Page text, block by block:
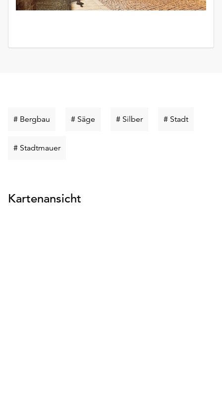
# Bergbau Schlüsselwort
# Säge Schlüsselwort
# SilberSchlüsselwort
# Stadt
# StadtmauerSchlüsselwort
Kartenansicht